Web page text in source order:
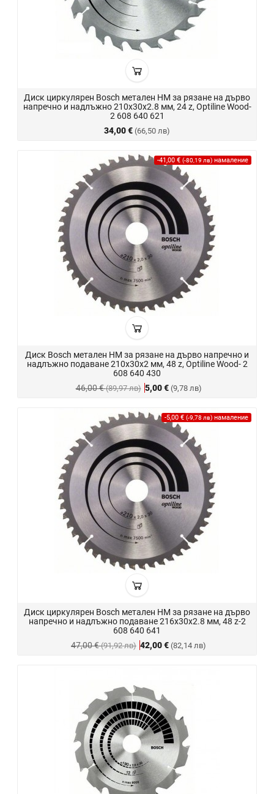
Диск циркулярен Bosch метален HM за рязане на дърво
напречно и надлъжно 210x30x2.8 мм, 24 z, Optiline Wood-
2 608 640 621
34,00 € (66,50 лв)
Диск Bosch метален HM за рязане на дърво напречно и
надлъжно подаване 210x30x2 мм, 48 z, Optiline Wood- 2
608 640 430
5,00 € (9,78 лв)
-41,00 € (-80,19 лв) намаление
46,00 €(89,97 лв)
Диск циркулярен Bosch метален HM за рязане на дърво
напречно и надлъжно подаване 216x30x2.8 мм, 48 z-2
608 640 641
42,00 € (82,14 лв)
-5,00 € (-9,78 лв) намаление
47,00 €(91,92 лв)